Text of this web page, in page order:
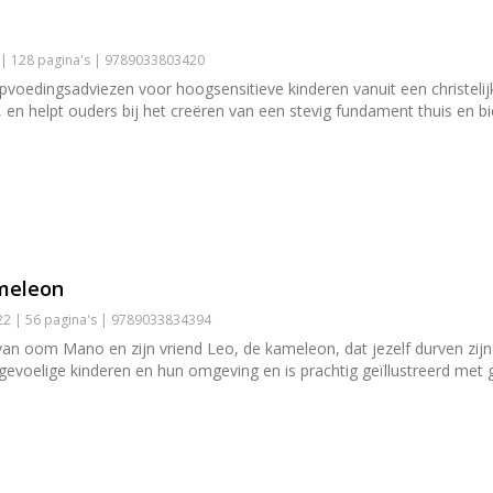
pagina's | 9789033803420
voor hoogsensitieve kinderen vanuit een
helpt ouders bij het creëren van een stevig fundament thuis en
| 56 pagina's | 9789033834394
oom Mano en zijn vriend Leo, de kameleon, dat jezelf durven
kinderen en hun omgeving en is prachtig geïllustreerd